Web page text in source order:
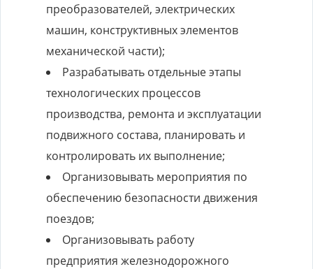
преобразователей, электрических
машин, конструктивных элементов
механической части);
Разрабатывать отдельные этапы
технологических процессов
производства, ремонта и эксплуатации
подвижного состава, планировать и
контролировать их выполнение;
Организовывать мероприятия по
обеспечению безопасности движения
поездов;
Организовывать работу
предприятия железнодорожного